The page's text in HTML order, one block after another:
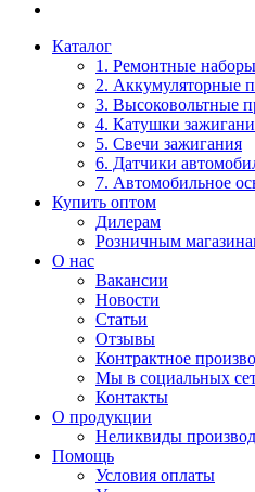
Каталог
1. Ремонтные
2. Аккумуляторные
3. Высоковольтные
4. Катушки
5. Свечи зажигания
6. Датчики
7. Автомобильное
Купить оптом
Дилерам
Розничным
О нас
Вакансии
Новости
Статьи
Отзывы
Контрактное
Мы в социальных
Контакты
О продукции
Неликвиды
Помощь
Условия оплаты